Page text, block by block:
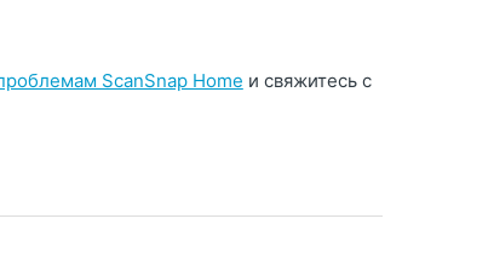
ScanSnap Home и свяжитесь с